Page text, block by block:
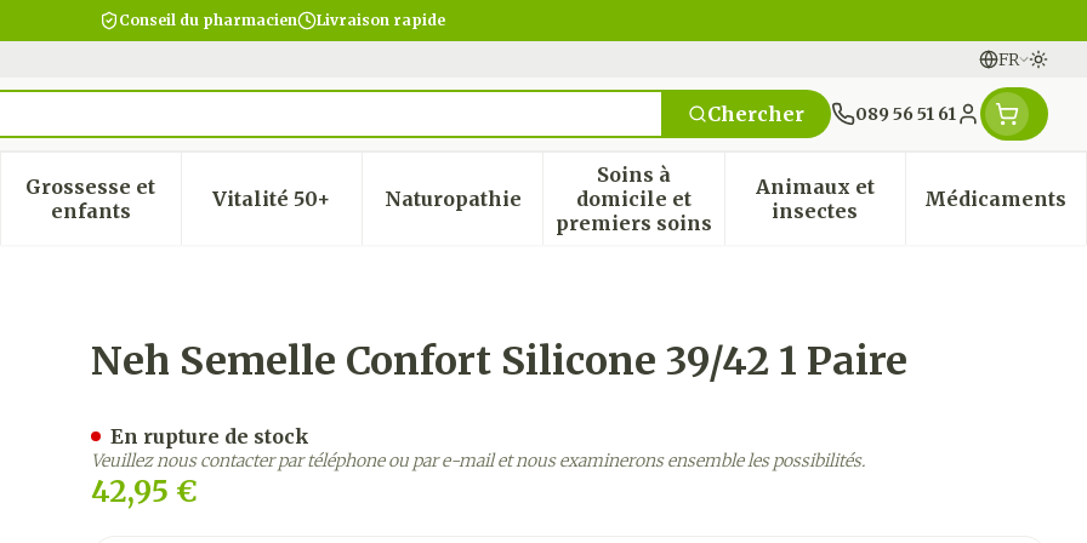
Conseil du pharmacien Livraison rapide
FR
Langues
Chercher 089 56 51 61
Menu client
catégorie Beauté, soins et hygiène
sous-menu pour la catégorie Régime, alimentation & vitamines
Grossesse et
enfantsAfficher le sous-menu pour la catégorie Grossesse et enfants
Vitalité 50+Afficher le sous-menu pour la catégorie Vitalité 50+
NaturopathieAfficher le sous-menu pour la catégorie Naturopathie
Soins à
domicile et
premiers soins
Afficher le sous-menu pour la catégorie
Animaux et
insectesAfficher le sous-menu
Médicaments
Afficher
39/42 1 Paire
Neh Semelle Confort Silicone 39/42 1 Paire
42,95 €
En rupture de stock
Veuillez nous contacter par téléphone ou par e-mail et nous examinerons ensemble les possibilités.